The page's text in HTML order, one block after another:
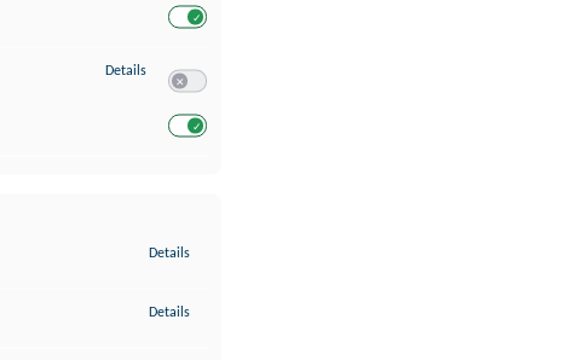
Details zu Entwicklung und Verbesserung der Angebote
Details
Details